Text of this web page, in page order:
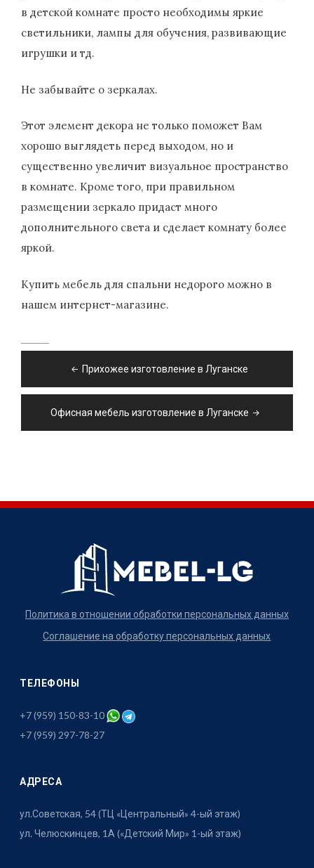
в детской комнате просто необходимы яркие
светильники, лампы для обучения, развивающие
игрушки и тд.
Не забывайте о зеркалах.
Этот элемент декора не только поможет Вам
хорошо выглядеть перед выходом, но и
существенно увеличит визуальное пространство
в комнате. Кроме того, при правильном
размещении зеркало придаст много
дополнительного света и сделает комнату более
яркой.
Купить мебель для спальни недорого можно в
нашем интернет-магазине.
записям
Прихожее изготовление в Луганске
Офисная мебель изготовление в Луганске
Политика в отношении обработки персональных данных
Соглашение на обработку персональных данных
ТЕЛЕФОНЫ
+7 (959) 150-83-10
+7 (959) 297-78-27
АДРЕСА
ул.Советская, 54 (ТЦ «Центральный» 4-ый этаж)
ул. Челюскинцев, 1А («Детский Мир» 1-ый этаж)